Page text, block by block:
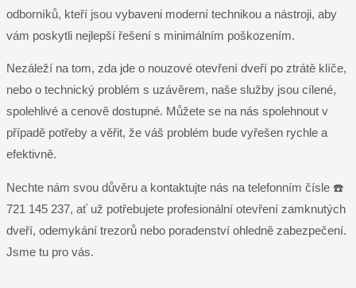
odborníků, kteří jsou vybaveni moderní technikou a nástroji, aby
vám poskytli nejlepší řešení s minimálním poškozením.
Nezáleží na tom, zda jde o nouzové otevření dveří po ztrátě klíče,
nebo o technický problém s uzávěrem, naše služby jsou cílené,
spolehlivé a cenově dostupné. Můžete se na nás spolehnout v
případě potřeby a věřit, že váš problém bude vyřešen rychle a
efektivně.
Nechte nám svou důvěru a kontaktujte nás na telefonním čísle ☎️
721 145 237, ať už potřebujete profesionální otevření zamknutých
dveří, odemykání trezorů nebo poradenství ohledně zabezpečení.
Jsme tu pro vás.